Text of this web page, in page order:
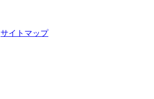
サイトマップ